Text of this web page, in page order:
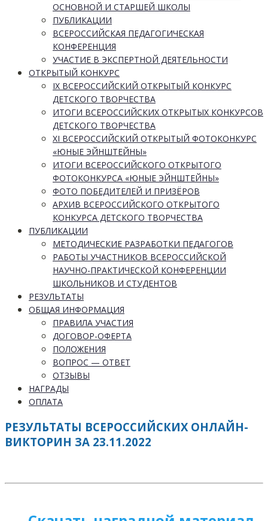
ОСНОВНОЙ И СТАРШЕЙ ШКОЛЫ
ПУБЛИКАЦИИ
ВСЕРОССИЙСКАЯ ПЕДАГОГИЧЕСКАЯ
КОНФЕРЕНЦИЯ
УЧАСТИЕ В ЭКСПЕРТНОЙ ДЕЯТЕЛЬНОСТИ
ОТКРЫТЫЙ КОНКУРС
IX ВСЕРОССИЙСКИЙ ОТКРЫТЫЙ КОНКУРС
ДЕТСКОГО ТВОРЧЕСТВА
ИТОГИ ВСЕРОССИЙСКИХ ОТКРЫТЫХ КОНКУРСОВ
ДЕТСКОГО ТВОРЧЕСТВА
XI ВСЕРОССИЙСКИЙ ОТКРЫТЫЙ ФОТОКОНКУРС
«ЮНЫЕ ЭЙНШТЕЙНЫ»
ИТОГИ ВСЕРОССИЙСКОГО ОТКРЫТОГО
ФОТОКОНКУРСА «ЮНЫЕ ЭЙНШТЕЙНЫ»
ФОТО ПОБЕДИТЕЛЕЙ И ПРИЗЁРОВ
АРХИВ ВСЕРОССИЙСКОГО ОТКРЫТОГО
КОНКУРСА ДЕТСКОГО ТВОРЧЕСТВА
ПУБЛИКАЦИИ
МЕТОДИЧЕСКИЕ РАЗРАБОТКИ ПЕДАГОГОВ
РАБОТЫ УЧАСТНИКОВ ВСЕРОССИЙСКОЙ
НАУЧНО-ПРАКТИЧЕСКОЙ КОНФЕРЕНЦИИ
ШКОЛЬНИКОВ И СТУДЕНТОВ
РЕЗУЛЬТАТЫ
ОБЩАЯ ИНФОРМАЦИЯ
ПРАВИЛА УЧАСТИЯ
ДОГОВОР-ОФЕРТА
ПОЛОЖЕНИЯ
ВОПРОС — ОТВЕТ
ОТЗЫВЫ
НАГРАДЫ
ОПЛАТА
РЕЗУЛЬТАТЫ ВСЕРОССИЙСКИХ ОНЛАЙН-
ВИКТОРИН ЗА 23.11.2022